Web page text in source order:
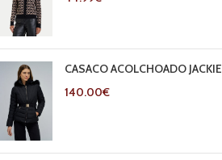
CASACO ACOLCHOADO JACKIE
140.00€